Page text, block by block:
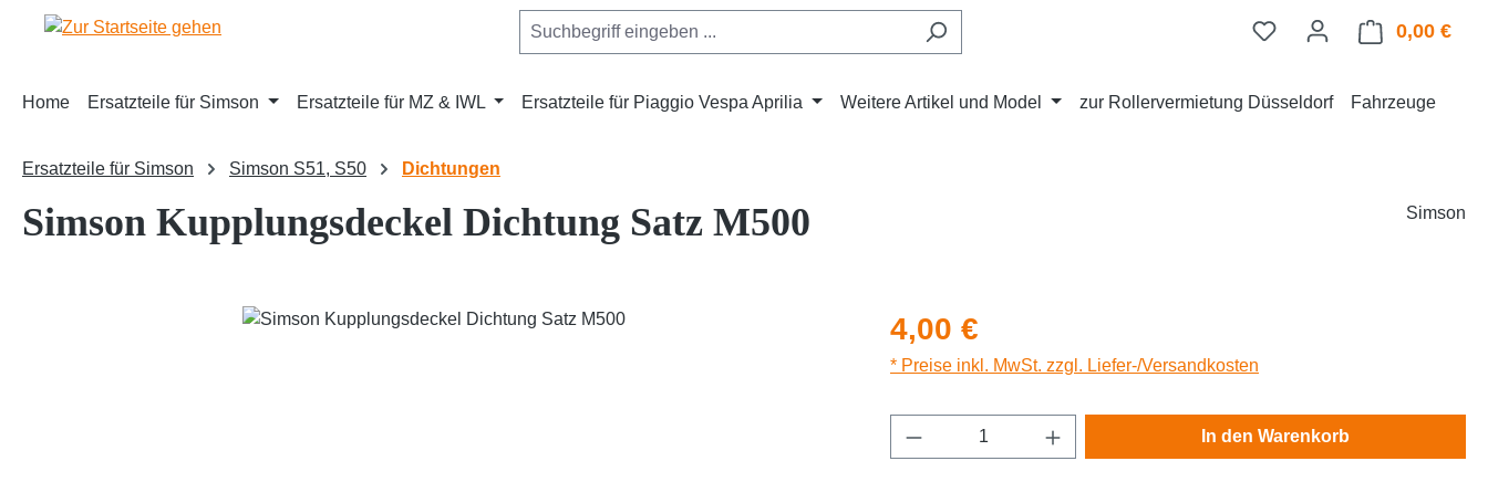
Hauptinhalt springen
Zur Suche springen
Zur Hauptnavigation springen 0,00 €
Home Ersatzteile für Simson Ersatzteile für MZ & IWL Ersatzteile für Piaggio Vespa Aprilia Weitere Artikel und Model zur Rollervermietung Düsseldorf Fahrzeuge
Ersatzteile für Simson Simson S51, S50 Dichtungen
Simson Kupplungsdeckel Dichtung Satz M500 Simson
Regulärer Preis:
4,00 €
* Preise inkl. MwSt. zzgl. Liefer-/Versandkosten
Produkt Anzahl: Gib den gewünschten Wert ein
In den Warenkorb